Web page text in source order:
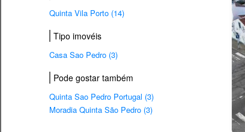
Quinta Vila Porto (14)
Tipo imovéis
Casa Sao Pedro (3)
Pode gostar também
Quinta Sao Pedro Portugal (3)
Moradia Quinta São Pedro (3)